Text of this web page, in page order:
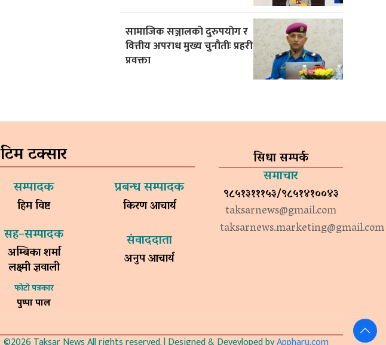
सामाजिक सञ्जालको दुरुपयोग र
वित्तीय अपराध मुख्य चुनौतीः प्रहरी
प्रवक्ता
टिम टक्सार
सम्पादक
हिम विष्ट
प्रबन्ध सम्पादक
किरण आचार्य
सह–सम्पादक
अम्बिका शर्मा
लक्ष्मी ज्ञवाली
फोटो पत्रकार
पुष्पा पाल
संवाददाता
अनुप आचार्य
सिधा सम्पर्क
समाचार
९८५१३१११५३/९८५१४१००४३
taksarnews@gmail.com
taksarnews.marketing@gmail.com